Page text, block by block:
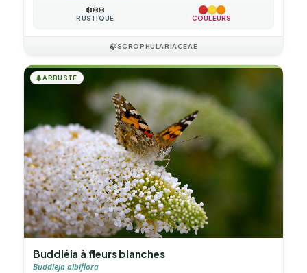
❄️❄️❄️
RUSTIQUE COULEURS
🍃SCROPHULARIACEAE
🌲ARBUSTE
Buddléia à fleurs blanches
Buddleja albiflora